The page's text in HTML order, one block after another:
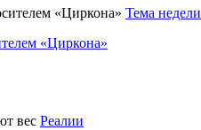
Тема недели
«Циркона»
Реалии